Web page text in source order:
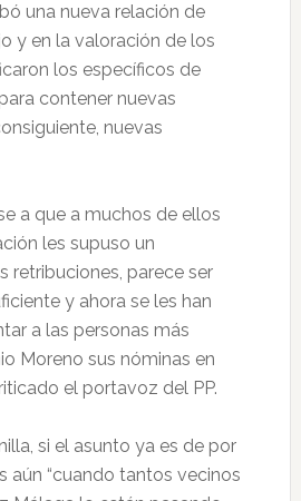
una nueva relación de
y en la valoración de los
los específicos de
contener nuevas
nuevas
a que a muchos de ellos
les supuso un
retribuciones, parece ser
y ahora se les han
a las personas más
Moreno sus nóminas en
el portavoz del PP.
si el asunto ya es de por
aún “cuando tantos vecinos